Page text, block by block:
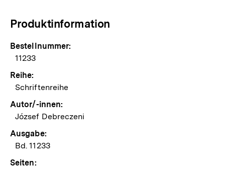
Produktinformation
Bestellnummer:
11233
Reihe:
Schriftenreihe
Autor/-innen:
József Debreczeni
Ausgabe:
Bd. 11233
Seiten: